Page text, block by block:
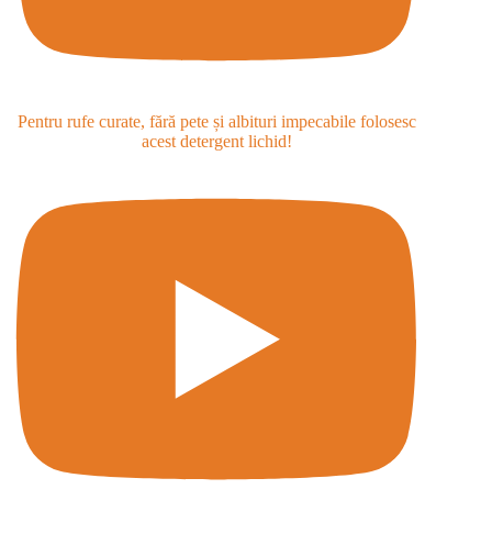
Pentru rufe curate, fără pete și albituri impecabile folosesc
acest detergent lichid!